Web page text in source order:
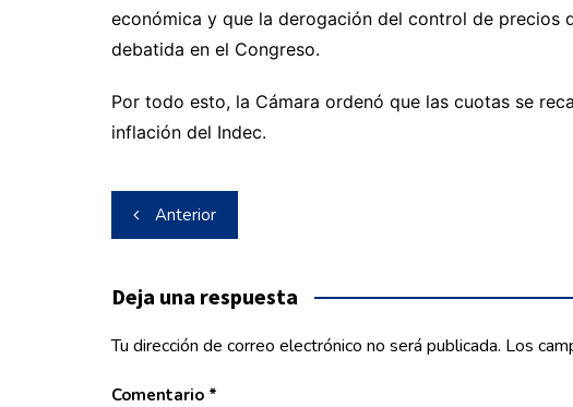
económica y que la derogación del control de precios
debatida en el Congreso.
Por todo esto, la Cámara ordenó que las cuotas se
inflación del Indec.
Navegación
de
entradas
Anterior
Deja una respuesta
Tu dirección de correo electrónico no será publicada. Los
Comentario *